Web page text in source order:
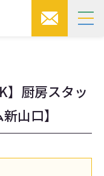
】厨房スタッ
山口】